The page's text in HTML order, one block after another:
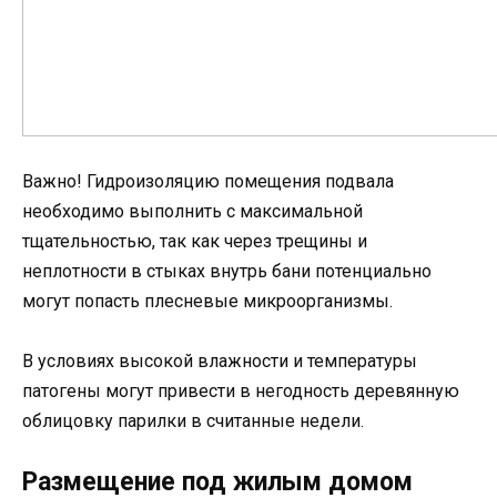
Важно! Гидроизоляцию помещения подвала
необходимо выполнить с максимальной
тщательностью, так как через трещины и
неплотности в стыках внутрь бани потенциально
могут попасть плесневые микроорганизмы.
В условиях высокой влажности и температуры
патогены могут привести в негодность деревянную
облицовку парилки в считанные недели.
Размещение под жилым домом